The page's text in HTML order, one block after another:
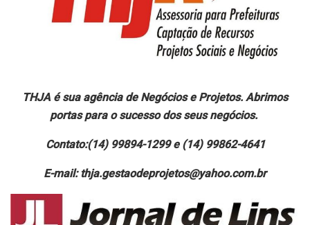
THJA é sua agência de Negócios e Projetos. Abrimos
portas para o sucesso dos seus negócios.
Contato:(14) 99894-1299 e (14) 99862-4641
E-mail: thja.gestaodeprojetos@yahoo.com.br